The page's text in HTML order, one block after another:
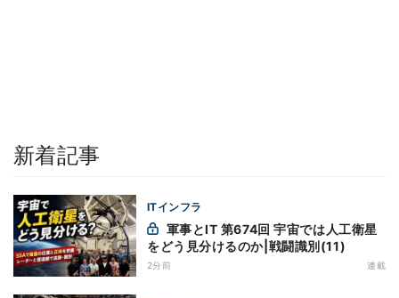
新着記事
ITインフラ
をどう見分けるのか|戦闘識別(11)
2分前 連載